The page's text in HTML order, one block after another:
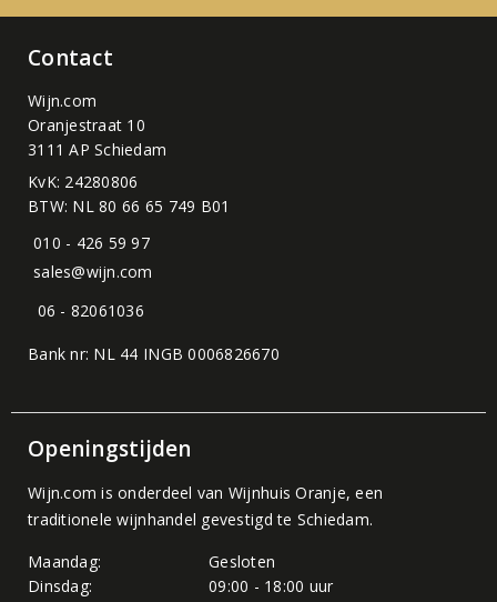
Contact
Wijn.com
Oranjestraat 10
3111 AP Schiedam
KvK: 24280806
BTW: NL 80 66 65 749 B01
010 - 426 59 97
sales@wijn.com
06 - 82061036
Bank nr: NL 44 INGB 0006826670
Openingstijden
Wijn.com is onderdeel van Wijnhuis Oranje, een
traditionele wijnhandel gevestigd te Schiedam.
Maandag:
Gesloten
Dinsdag:
09:00 - 18:00 uur